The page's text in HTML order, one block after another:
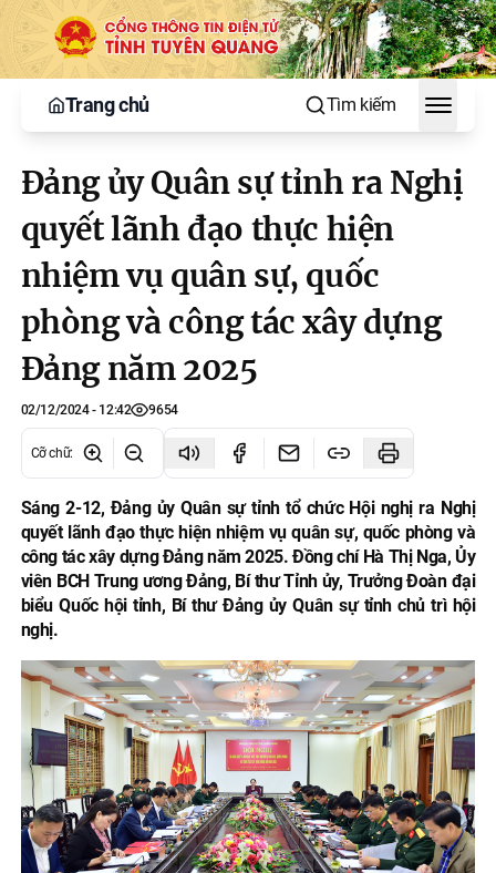
Trang chủ Tìm kiếm
Toggle
Đảng ủy Quân sự tỉnh ra Nghị
quyết lãnh đạo thực hiện
nhiệm vụ quân sự, quốc
phòng và công tác xây dựng
Đảng năm 2025
02/12/2024 - 12:42 9654
Cỡ chữ:
Sáng 2-12, Đảng ủy Quân sự tỉnh tổ chức Hội nghị ra Nghị
quyết lãnh đạo thực hiện nhiệm vụ quân sự, quốc phòng và
công tác xây dựng Đảng năm 2025. Đồng chí Hà Thị Nga, Ủy
viên BCH Trung ương Đảng, Bí thư Tỉnh ủy, Trưởng Đoàn đại
biểu Quốc hội tỉnh, Bí thư Đảng ủy Quân sự tỉnh chủ trì hội
nghị.